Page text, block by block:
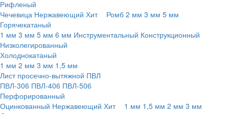
Рифленый
Чечевица Нержавеющий Хит Ромб 2 мм 3 мм 5 мм
Горячекатаный
1 мм 3 мм 5 мм 6 мм Инструментальный Конструкционный
Низколегированный
Холоднокатаный
1 мм 2 мм 3 мм 1,5 мм
Лист просечно-вытяжной ПВЛ
ПВЛ-306 ПВЛ-406 ПВЛ-506
Перфорированный
Оцинкованный Нержавеющий Хит 1 мм 1,5 мм 2 мм 3 мм